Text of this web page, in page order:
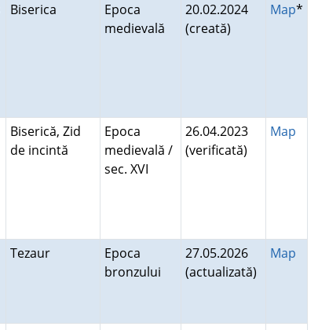
Biserica
Epoca
medievală
20.02.2024
(creată)
Map*
Biserică, Zid
de incintă
Epoca
medievală /
sec. XVI
26.04.2023
(verificată)
Map
Tezaur
Epoca
bronzului
27.05.2026
(actualizată)
Map